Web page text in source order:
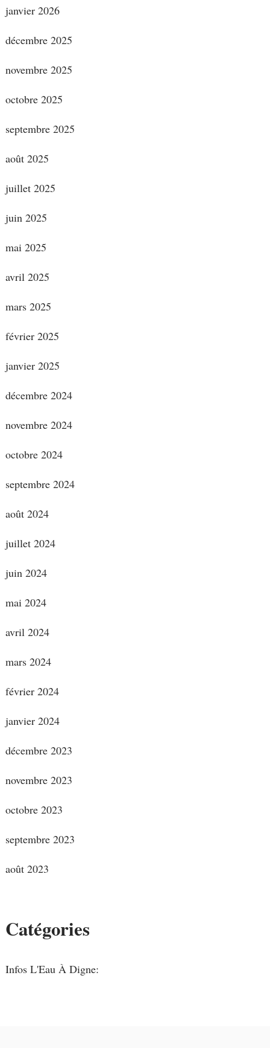
janvier 2026
décembre 2025
novembre 2025
octobre 2025
septembre 2025
août 2025
juillet 2025
juin 2025
mai 2025
avril 2025
mars 2025
février 2025
janvier 2025
décembre 2024
novembre 2024
octobre 2024
septembre 2024
août 2024
juillet 2024
juin 2024
mai 2024
avril 2024
mars 2024
février 2024
janvier 2024
décembre 2023
novembre 2023
octobre 2023
septembre 2023
août 2023
Catégories
Infos L'Eau À Digne: